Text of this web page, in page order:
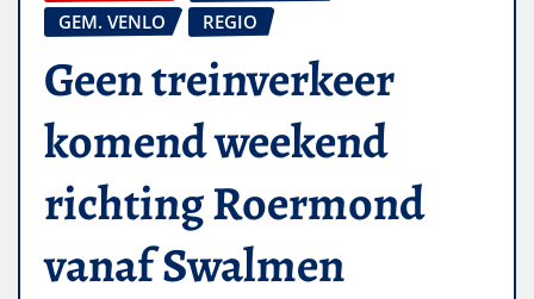
GEM. VENLO
REGIO
Geen treinverkeer
komend weekend
richting Roermond
vanaf Swalmen